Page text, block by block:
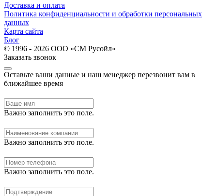
Доставка и оплата
Политика конфиденциальности и обработки персональных
данных
Карта сайта
Блог
© 1996 - 2026 ООО «СМ Русойл»
Заказать звонок
Оставьте ваши данные и наш менеджер перезвонит вам в
ближайшее время
Важно заполнить это поле.
Важно заполнить это поле.
Важно заполнить это поле.